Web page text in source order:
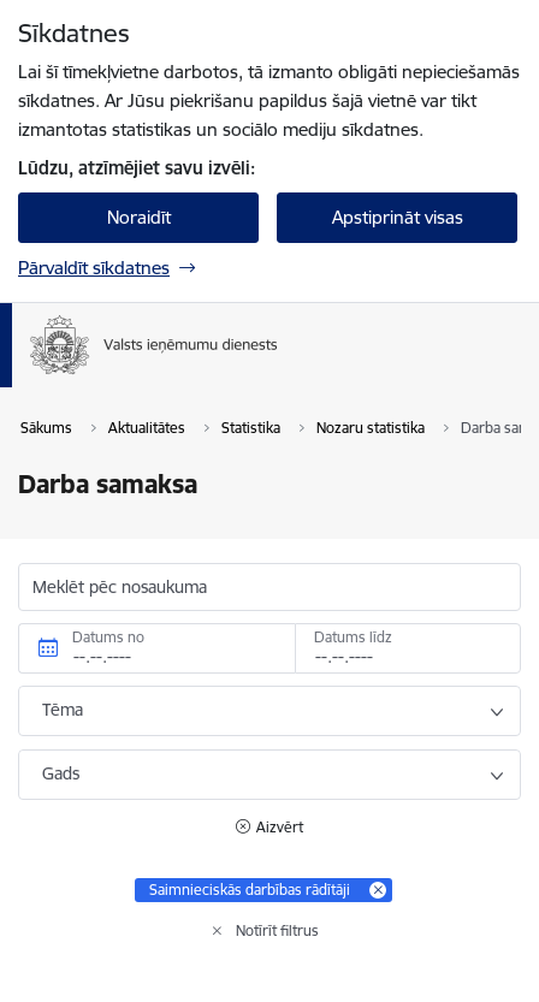
Sīkdatnes
Lai šī tīmekļvietne darbotos, tā izmanto obligāti nepieciešamās
sīkdatnes. Ar Jūsu piekrišanu papildus šajā vietnē var tikt
izmantotas statistikas un sociālo mediju sīkdatnes.
Lūdzu, atzīmējiet savu izvēli:
Noraidīt Apstiprināt visas
Pārvaldīt sīkdatnes
Sākums Aktualitātes Statistika Nozaru statistika Darba
Darba samaksa
Meklēt pēc nosaukuma
Datums no Datums līdz
Tēma
Gads
Aizvērt
Saimnieciskās darbības rādītāji
Notīrīt filtrus